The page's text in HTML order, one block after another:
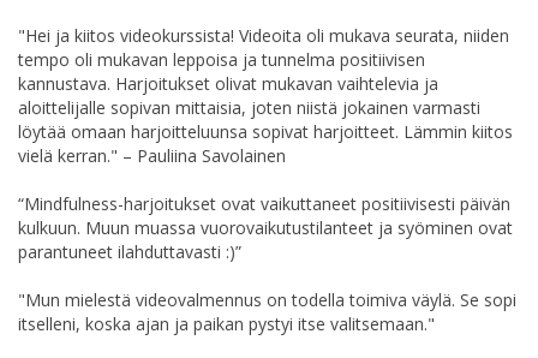
"Hei ja kiitos videokurssista! Videoita oli mukava seurata, niiden
tempo oli mukavan leppoisa ja tunnelma positiivisen
kannustava. Harjoitukset olivat mukavan vaihtelevia ja
aloittelijalle sopivan mittaisia, joten niistä jokainen varmasti
löytää omaan harjoitteluunsa sopivat harjoitteet. Lämmin kiitos
vielä kerran." – Pauliina Savolainen
“Mindfulness-harjoitukset ovat vaikuttaneet positiivisesti päivän
kulkuun. Muun muassa vuorovaikutustilanteet ja syöminen ovat
parantuneet ilahduttavasti :)”
"Mun mielestä videovalmennus on todella toimiva väylä. Se sopi
itselleni, koska ajan ja paikan pystyi itse valitsemaan."